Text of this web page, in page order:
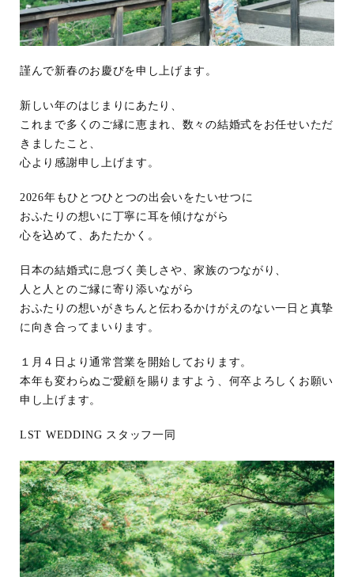
謹んで新春のお慶びを申し上げます。
新しい年のはじまりにあたり、
これまで多くのご縁に恵まれ、数々の結婚式をお任せいただ
きましたこと、
心より感謝申し上げます。
2026年もひとつひとつの出会いをたいせつに
おふたりの想いに丁寧に耳を傾けながら
心を込めて、あたたかく。
日本の結婚式に息づく美しさや、家族のつながり、
人と人とのご縁に寄り添いながら
おふたりの想いがきちんと伝わるかけがえのない一日と真摯
に向き合ってまいります。
１月４日より通常営業を開始しております。
本年も変わらぬご愛顧を賜りますよう、何卒よろしくお願い
申し上げます。
LST WEDDING スタッフ一同